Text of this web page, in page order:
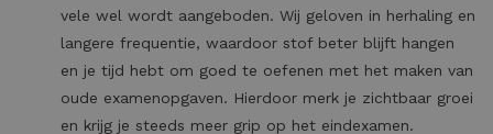
vele wel wordt aangeboden. Wij geloven in herhaling en
langere frequentie, waardoor stof beter blijft hangen
en je tijd hebt om goed te oefenen met het maken van
oude examenopgaven. Hierdoor merk je zichtbaar groei
en krijg je steeds meer grip op het eindexamen.